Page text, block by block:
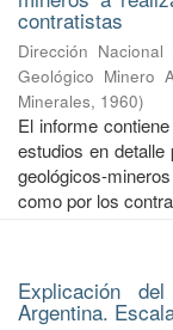
contratistas
Dirección
Geológico Minero
Minerales, 1960)
El informe
estudios en
geológicos-
como por los
Explicación
Argentina.